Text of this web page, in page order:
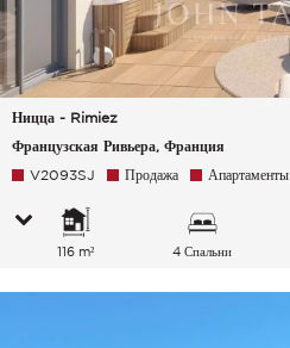
Ницца - Rimiez
Французская Ривьера, Франция
V2093SJ Продажа Апартаменты
116 m² 4 Спальни